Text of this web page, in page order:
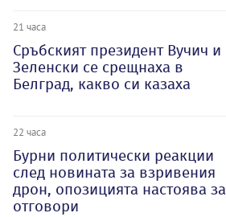
21 часа
Сръбският президент Вучич и
Зеленски се срещнаха в
Белград, какво си казаха
22 часа
Бурни политически реакции
след новината за взривения
дрон, опозицията настоява за
отговори